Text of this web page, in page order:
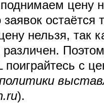
цену
остаётся
нельзя, так
различен.
с
политики
).